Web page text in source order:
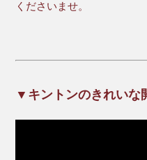
くださいませ。
▼キントンのきれいな